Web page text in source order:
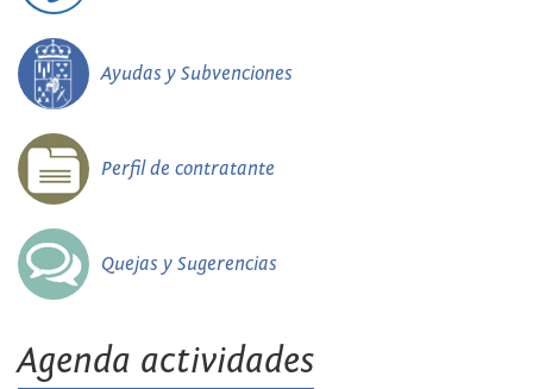
Ayudas y Subvenciones
Perfil de contratante
Quejas y Sugerencias
Agenda actividades